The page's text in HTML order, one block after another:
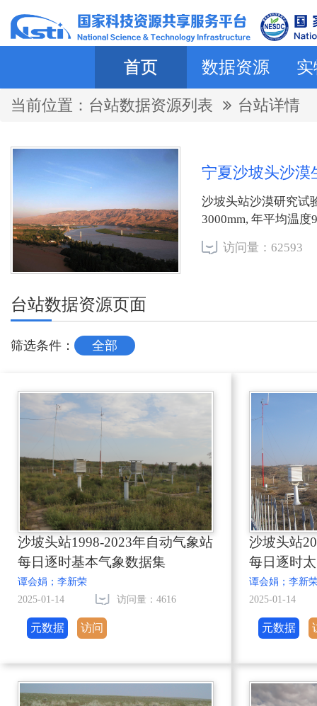
首页 数据资源
当前位置： 台站数据资源列表 台站详情
宁夏沙坡头沙
沙坡头站沙漠研究试
3000mm, 年平均温
访问量：62593
台站数据资源页面
筛选条件： 全部
沙坡头站1998-2023年自动气象站
每日逐时基本气象数据集
谭会娟；李新荣
2025-01-14
访问量：4616
元数据 访问
沙坡头站
每日逐时
谭会娟；李新
2025-01-14
元数据